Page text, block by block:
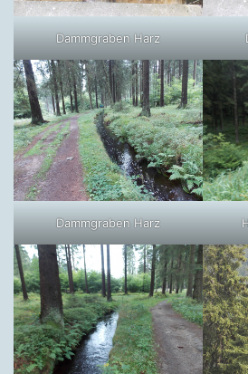
Dammgraben Harz
Dammgraben Harz